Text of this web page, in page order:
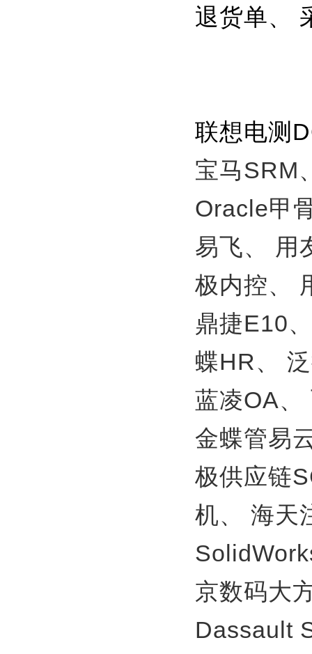
退货单、
联想电测
宝马SRM
Oracle甲
易飞、
用
极内控、
鼎捷E10、
蝶HR、
蓝凌OA、
金蝶管易
极供应链
机、
海天
京数码大
Dassault